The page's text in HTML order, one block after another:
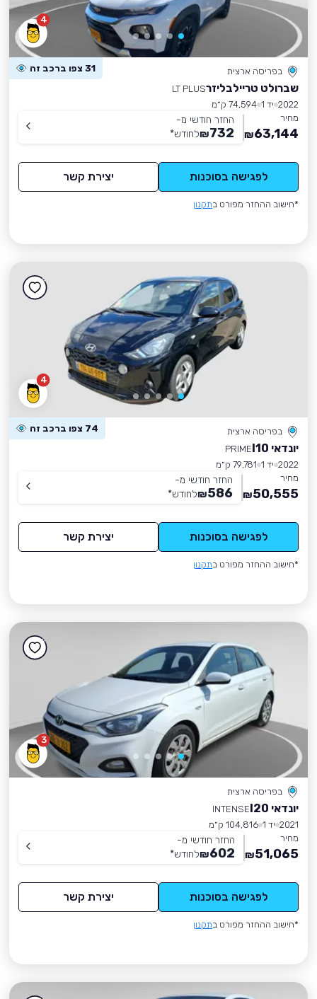
4
בפריסה ארצית 31 צפו ברכב זה
שברולט טריילבליזרLT PLUS
2022 יד 1
74,594 ק״מ
מחיר
63,144
₪
החזר חודשי מ-
732
₪לחודש*
לפגישה בסוכנות יצירת קשר
*חישוב ההחזר מפורט בתקנון
4
בפריסה ארצית 74 צפו ברכב זה
יונדאי I10
PRIME
2022 יד 1
79,781 ק״מ
מחיר
50,555
₪
החזר חודשי מ-
586
₪לחודש*
לפגישה בסוכנות יצירת קשר
*חישוב ההחזר מפורט בתקנון
3
בפריסה ארצית
יונדאי I20
INTENSE
2021 יד 1
104,816 ק״מ
מחיר
51,065
₪
החזר חודשי מ-
602
₪לחודש*
לפגישה בסוכנות יצירת קשר
*חישוב ההחזר מפורט בתקנון